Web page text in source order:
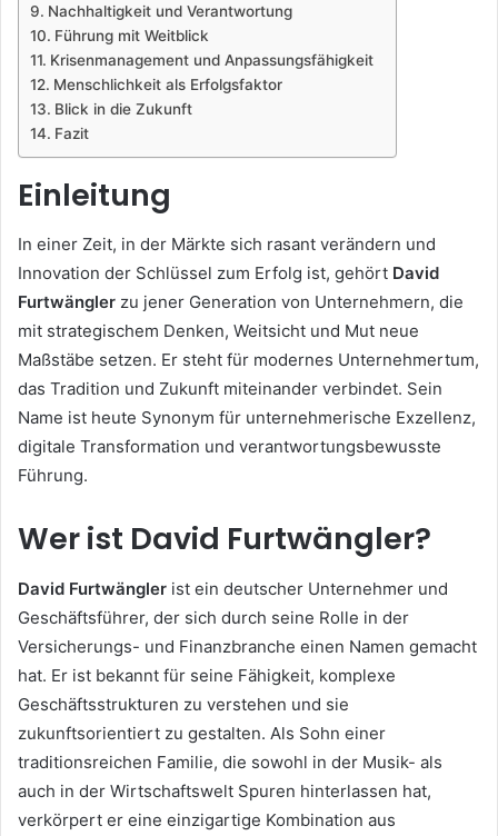
Nachhaltigkeit und Verantwortung
Führung mit Weitblick
Krisenmanagement und Anpassungsfähigkeit
Menschlichkeit als Erfolgsfaktor
Blick in die Zukunft
Fazit
Einleitung
In einer Zeit, in der Märkte sich rasant verändern und
Innovation der Schlüssel zum Erfolg ist, gehört David
Furtwängler zu jener Generation von Unternehmern, die
mit strategischem Denken, Weitsicht und Mut neue
Maßstäbe setzen. Er steht für modernes Unternehmertum,
das Tradition und Zukunft miteinander verbindet. Sein
Name ist heute Synonym für unternehmerische Exzellenz,
digitale Transformation und verantwortungsbewusste
Führung.
Wer ist David Furtwängler?
David Furtwängler ist ein deutscher Unternehmer und
Geschäftsführer, der sich durch seine Rolle in der
Versicherungs- und Finanzbranche einen Namen gemacht
hat. Er ist bekannt für seine Fähigkeit, komplexe
Geschäftsstrukturen zu verstehen und sie
zukunftsorientiert zu gestalten. Als Sohn einer
traditionsreichen Familie, die sowohl in der Musik- als
auch in der Wirtschaftswelt Spuren hinterlassen hat,
verkörpert er eine einzigartige Kombination aus